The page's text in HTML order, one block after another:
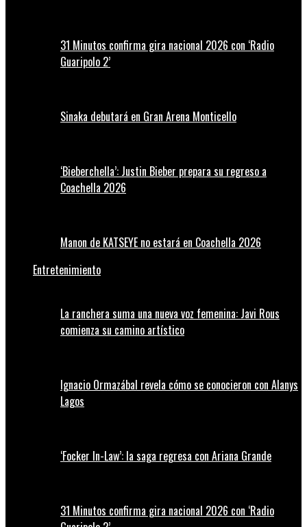
31 Minutos confirma gira nacional 2026 con ‘Radio
Guaripolo 2’
Sinaka debutará en Gran Arena Monticello
‘Bieberchella’: Justin Bieber prepara su regreso a
Coachella 2026
Manon de KATSEYE no estará en Coachella 2026
Entretenimiento
La ranchera suma una nueva voz femenina: Javi Rous
comienza su camino artístico
Ignacio Ormazábal revela cómo se conocieron con Alanys
Lagos
‘Focker In-Law’: la saga regresa con Ariana Grande
31 Minutos confirma gira nacional 2026 con ‘Radio